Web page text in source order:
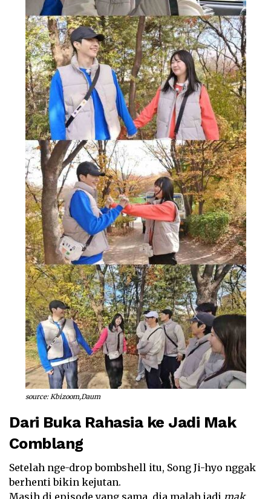
source: Kbizoom,Daum
Dari Buka Rahasia ke Jadi Mak
Comblang
Setelah nge-drop bombshell itu, Song Ji-hyo nggak
berhenti bikin kejutan.